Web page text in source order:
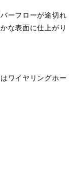
ーフローが途切れ
な表面に仕上がり
ワイヤリングホー